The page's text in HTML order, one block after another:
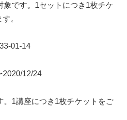
象です。1セットにつき1枚チケ
。
01-14
12/24
。1講座につき1枚チケットをご